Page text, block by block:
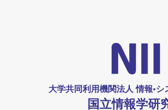
大学共同利用機関法人 情報•
国立情報学研